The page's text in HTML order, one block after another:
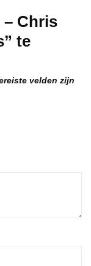
– Chris
te
velden zijn